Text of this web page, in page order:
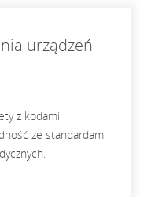
urządzeń
z kodami
ze standardami